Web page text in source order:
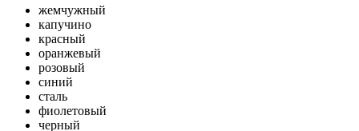
жемчужный
капучино
красный
оранжевый
розовый
синий
сталь
фиолетовый
черный